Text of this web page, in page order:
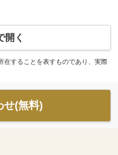
開く
することを表すものであり、実際
せ(無料)